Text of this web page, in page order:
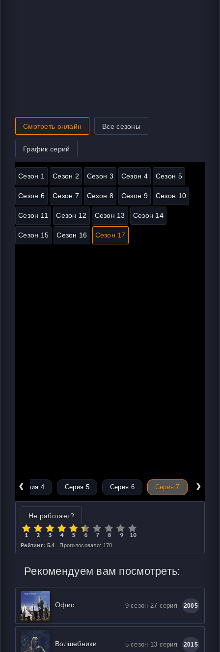
Смотреть онлайн Все сезоны
График серий
Сезон 1 Сезон 2 Сезон 3 Сезон 4 Сезон 5
Сезон 6 Сезон 7 Сезон 8 Сезон 9 Сезон 10
Сезон 11 Сезон 12 Сезон 13 Сезон 14
Сезон 15 Сезон 16 Сезон 17
‹
Серия 4 Серия 5 Серия 6 Серия 7 ›
Не работает?
Рейтинг: 5.4 Проголосовало: 178
Рекомендуем вам посмотреть:
Офис 9 сезон 27 серия 2005
Волшебники 5 сезон 13 серия 2015